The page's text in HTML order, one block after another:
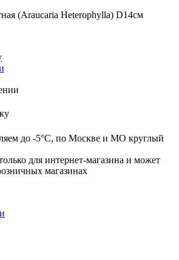
(Araucaria Heterophylla) D14см
до -5°C, по Москве и МО круглый
для интернет-магазина и может
магазинах